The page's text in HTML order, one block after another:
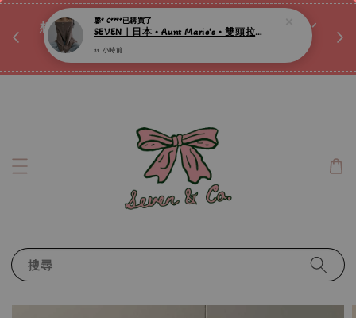
想訂製屬於自己的『水晶手鍊』嗎ꕀ♡ 私訊我們.ᐟ.ᐟ
📣Instagram 這邊按下去
搜尋